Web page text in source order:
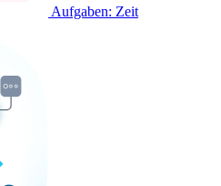
Aufgaben: Zeit